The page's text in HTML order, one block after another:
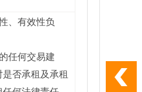
、有效性负
任何交易建
否承租及承租